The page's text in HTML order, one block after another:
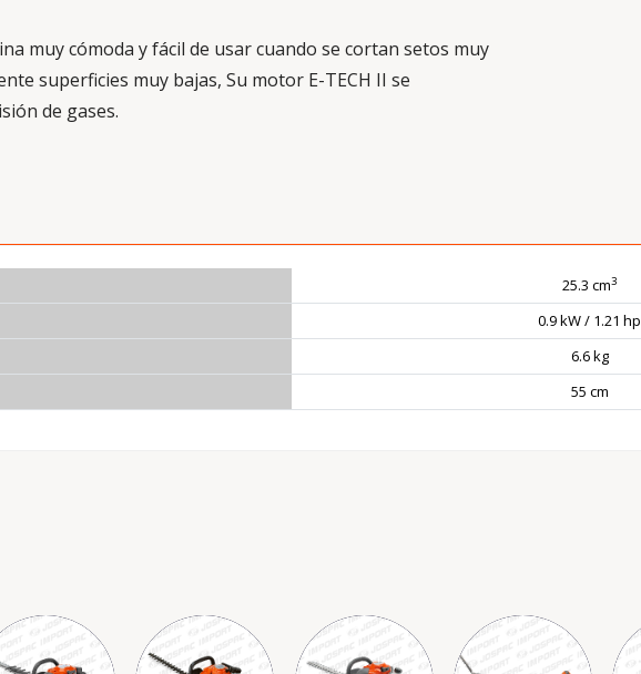
muy cómoda y fácil de usar cuando se cortan setos muy
superficies muy bajas, Su motor E-TECH II se
de gases.
25.3 cm3
0.9 kW / 1.21 hp
6.6 kg
55 cm